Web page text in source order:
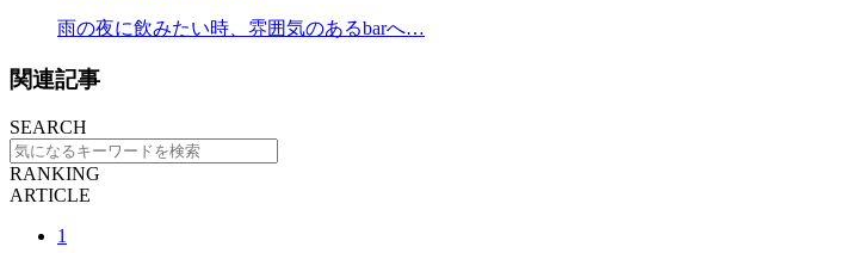
雨の夜に飲みたい時、雰囲気のあるbarへ…
関連記事
SEARCH
RANKING
ARTICLE
1